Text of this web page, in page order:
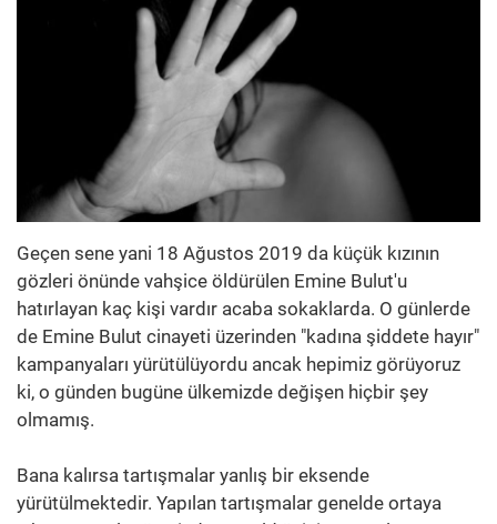
Geçen sene yani 18 Ağustos 2019 da küçük kızının
gözleri önünde vahşice öldürülen Emine Bulut'u
hatırlayan kaç kişi vardır acaba sokaklarda. O günlerde
de Emine Bulut cinayeti üzerinden "kadına şiddete hayır"
kampanyaları yürütülüyordu ancak hepimiz görüyoruz
ki, o günden bugüne ülkemizde değişen hiçbir şey
olmamış.
Bana kalırsa tartışmalar yanlış bir eksende
yürütülmektedir. Yapılan tartışmalar genelde ortaya